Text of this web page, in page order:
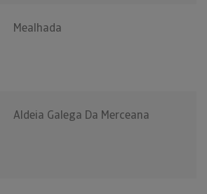
Mealhada
Aldeia Galega Da Merceana